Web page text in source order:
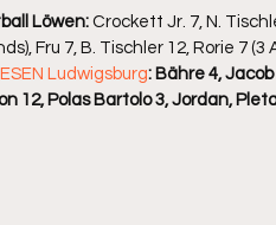
Löwen: Crockett Jr. 7, N.
Fru 7, B. Tischler 12, Rorie 7
Ludwigsburg: Bähre 4,
12, Polas Bartolo 3, Jordan,